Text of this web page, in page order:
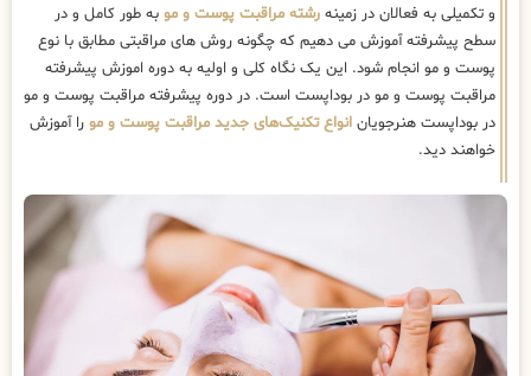
و تکمیلی به فعالان در زمینه رشته مراقبت پوست و مو به طور کامل و در
سطح پیشرفته آموزش می دهیم که چگونه روش های مراقبتی مطابق با نوع
پوست و مو انجام شود. این یک نگاه کلی و اولیه به دوره اموزش پیشرفته
مراقبت پوست و مو در بوداپست است. در دوره پیشرفته مراقبت پوست و مو
در بوداپست هنرجویان انواع تکنیک‌های جدید مراقبت پوست و مو را آموزش
خواهند دید.